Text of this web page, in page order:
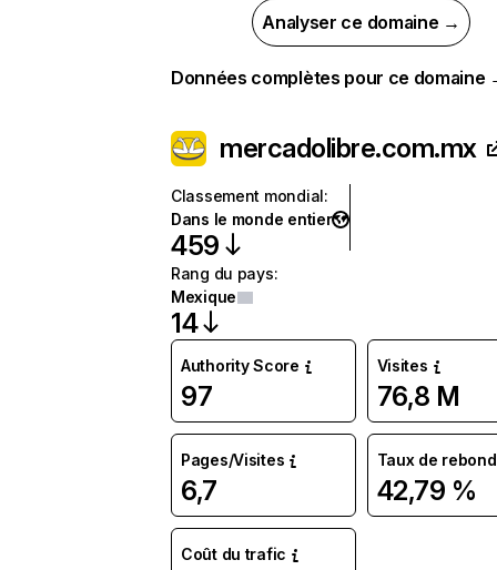
Analyser ce domaine →
Données complètes pour ce domaine
mercadolibre.com.mx
Classement mondial:
Dans le monde entier
459
Rang du pays:
Mexique
14
Authority Score
97
Visites
76,8 M
Pages/Visites
6,7
Taux de rebond
42,79 %
Coût du trafic